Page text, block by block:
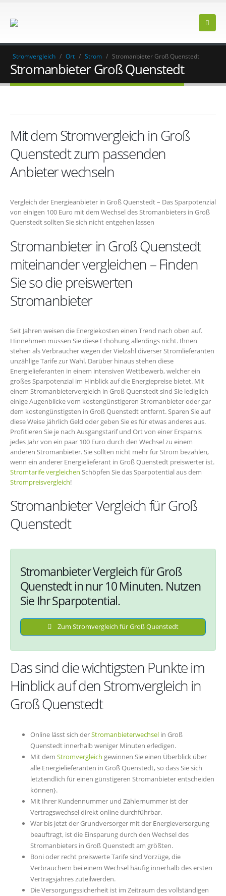
Stromvergleich / Ort / Strom / Stromanbieter Groß Quenstedt
Stromanbieter Groß Quenstedt
Mit dem Stromvergleich in Groß
Quenstedt zum passenden
Anbieter wechseln
Vergleich der Energieanbieter in Groß Quenstedt – Das Sparpotenzial
von einigen 100 Euro mit dem Wechsel des Stromanbieters in Groß
Quenstedt sollten Sie sich nicht entgehen lassen
Stromanbieter in Groß Quenstedt
miteinander vergleichen – Finden
Sie so die preiswerten
Stromanbieter
Seit Jahren weisen die Energiekosten einen Trend nach oben auf.
Hinnehmen müssen Sie diese Erhöhung allerdings nicht. Ihnen
stehen als Verbraucher wegen der Vielzahl diverser Stromlieferanten
unzählige Tarife zur Wahl. Darüber hinaus stehen diese
Energielieferanten in einem intensiven Wettbewerb, welcher ein
großes Sparpotenzial im Hinblick auf die Energiepreise bietet. Mit
einem Stromanbietervergleich in Groß Quenstedt sind Sie lediglich
einige Augenblicke vom kostengünstigeren Stromanbieter oder gar
dem kostengünstigsten in Groß Quenstedt entfernt. Sparen Sie auf
diese Weise jährlich Geld oder geben Sie es für etwas anderes aus.
Profitieren Sie je nach Ausgangstarif und Ort von einer Ersparnis
jedes Jahr von ein paar 100 Euro durch den Wechsel zu einem
anderen Stromanbieter. Sie sollten nicht mehr für Strom bezahlen,
wenn ein anderer Energielieferant in Groß Quenstedt preiswerter ist.
Stromtarife vergleichen Schöpfen Sie das Sparpotential aus dem
Strompreisvergleich!
Stromanbieter Vergleich für Groß
Quenstedt
Stromanbieter Vergleich für Groß
Quenstedt in nur 10 Minuten. Nutzen
Sie Ihr Sparpotential.
Zum Stromvergleich für Groß Quenstedt
Das sind die wichtigsten Punkte im
Hinblick auf den Stromvergleich in
Groß Quenstedt
Online lässt sich derStromanbieterwechsel in Groß
Quenstedt innerhalb weniger Minuten erledigen.
Mit dem Stromvergleich gewinnen Sie einen Überblick über
alle Energielieferanten in Groß Quenstedt, so dass Sie sich
letztendlich für einen günstigeren Stromanbieter entscheiden
können}.
Mit Ihrer Kundennummer und Zählernummer ist der
Vertragswechsel direkt online durchführbar.
War bis jetzt der Grundversorger mit der Energieversorgung
beauftragt, ist die Einsparung durch den Wechsel des
Stromanbieters in Groß Quenstedt am größten.
Boni oder recht preiswerte Tarife sind Vorzüge, die
Verbrauchern bei einem Wechsel häufig innerhalb des ersten
Vertragsjahres zuteilwerden.
Die Versorgungssicherheit ist im Zeitraum des vollständigen